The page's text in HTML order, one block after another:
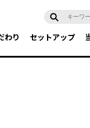
わり セットアップ